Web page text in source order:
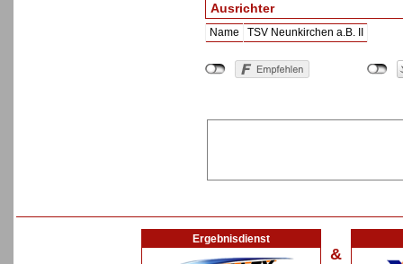
Ausrichter
Name TSV Neunkirchen a.B. II
Ergebnisdienst
&